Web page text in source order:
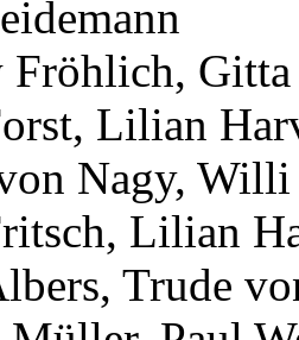
Fröhlich,
Lilian
Nagy,
Lilian
Trude